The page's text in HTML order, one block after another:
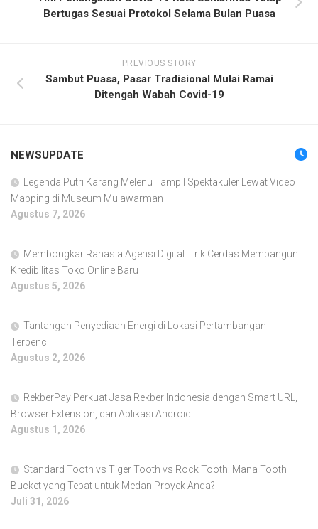
Bertugas Sesuai Protokol Selama Bulan Puasa
PREVIOUS STORY
Sambut Puasa, Pasar Tradisional Mulai Ramai
Ditengah Wabah Covid-19
NEWSUPDATE
Legenda Putri Karang Melenu Tampil Spektakuler Lewat Video
Mapping di Museum Mulawarman
Agustus 7, 2026
Membongkar Rahasia Agensi Digital: Trik Cerdas Membangun
Kredibilitas Toko Online Baru
Agustus 5, 2026
Tantangan Penyediaan Energi di Lokasi Pertambangan
Terpencil
Agustus 2, 2026
RekberPay Perkuat Jasa Rekber Indonesia dengan Smart URL,
Browser Extension, dan Aplikasi Android
Agustus 1, 2026
Standard Tooth vs Tiger Tooth vs Rock Tooth: Mana Tooth
Bucket yang Tepat untuk Medan Proyek Anda?
Juli 31, 2026